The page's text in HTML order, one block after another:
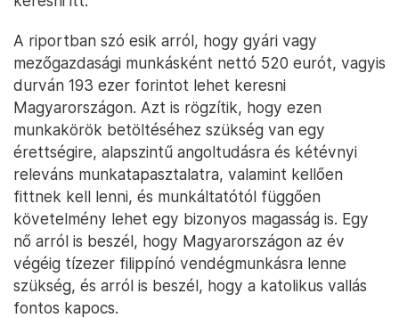
A riportban szó esik arról, hogy gyári vagy
mezőgazdasági munkásként nettó 520 eurót, vagyis
durván 193 ezer forintot lehet keresni
Magyarországon. Azt is rögzítik, hogy ezen
munkakörök betöltéséhez szükség van egy
érettségire, alapszintű angoltudásra és kétévnyi
releváns munkatapasztalatra, valamint kellően
fittnek kell lenni, és munkáltatótól függően
követelmény lehet egy bizonyos magasság is. Egy
nő arról is beszél, hogy Magyarországon az év
végéig tízezer filippínó vendégmunkásra lenne
szükség, és arról is beszél, hogy a katolikus vallás
fontos kapocs.